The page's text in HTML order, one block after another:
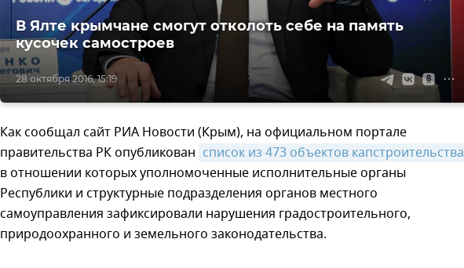
28 октября 2016, 15:19
В Ялте крымчане смогут отколоть себе на память
кусочек самостроев
Как сообщал сайт РИА Новости (Крым), на официальном портале
правительства РК опубликован список из 473 объектов капстроительства
в отношении которых уполномоченные исполнительные органы
Республики и структурные подразделения органов местного
самоуправления зафиксировали нарушения градостроительного,
природоохранного и земельного законодательства.